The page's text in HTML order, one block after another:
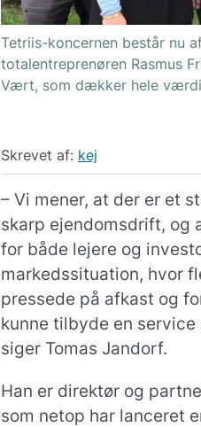
Tetriis-koncernen består nu
totalentreprenøren Rasmus
Vært, som dækker hele
Skrevet af: kej
– Vi mener, at der er et
skarp ejendomsdrift, og
for både lejere og
markedssituation, hvor
pressede på afkast og
kunne tilbyde en
siger Tomas Jandorf.
Han er direktør og
som netop har lanceret